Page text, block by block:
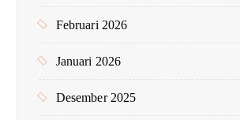
Februari 2026
Januari 2026
Desember 2025